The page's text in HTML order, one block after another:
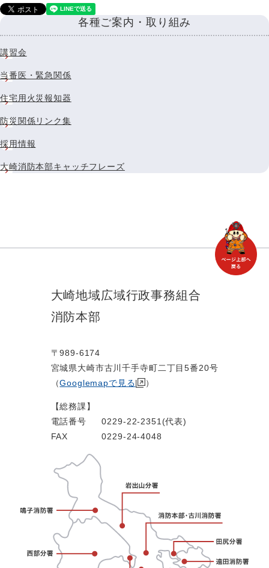
各種ご案内・取り組み
講習会
当番医・緊急関係
住宅用火災報知器
防災関係リンク集
採用情報
大崎消防本部キャッチフレーズ
大崎地域広域行政事務組合
消防本部
〒989-6174
宮城県大崎市古川千手寺町二丁目5番20号
（Googlemapで見る ）
【総務課】
電話番号
0229-22-2351(代表)
FAX
0229-24-4048